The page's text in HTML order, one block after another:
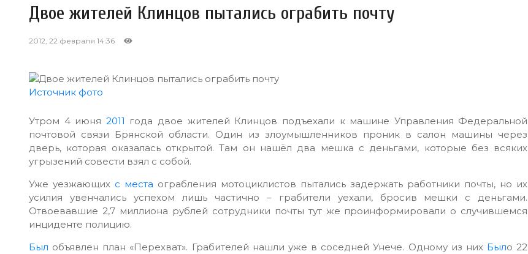
Двое жителей Клинцов пытались ограбить почту
2012, 22 февраля 14:36
Источник фото
Утром 4 июня 2011 года двое жителей Клинцов подъехали к машине Управления Федеральной
почтовой связи Брянской области. Один из злоумышленников проник в салон машины через
дверь, которая оказалась открытой. Там он нашёл два мешка с деньгами, которые без всяких
угрызений совести взял с собой.
Уже уезжающих с места ограбления мотоциклистов пытались задержать работники почты, но их
усилия увенчались успехом лишь частично – грабители уехали, бросив мешки с деньгами.
Отвоевавшие 2,7 миллиона рублей сотрудники почты тут же проинформировали о случившемся
инциденте полицию.
Был объявлен план «Перехват». Грабителей нашли уже в соседней Унече. Одному из них Было 22